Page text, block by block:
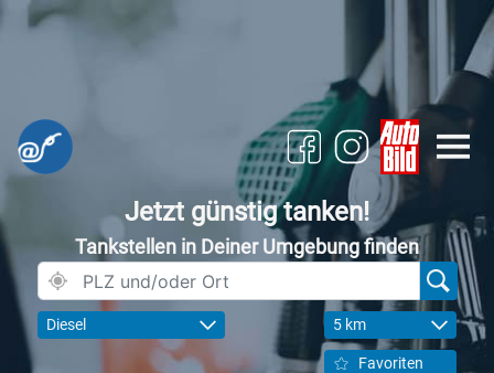
Jetzt günstig tanken!
Tankstellen in Deiner Umgebung finden
Diesel 5 km
Favoriten